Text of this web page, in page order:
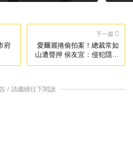
府
下一篇
愛爾麗捲偷拍案！總裁常如
山遭聲押 侯友宜：侵犯隱私
絕不能寬貸
/ 請繼續往下閱讀